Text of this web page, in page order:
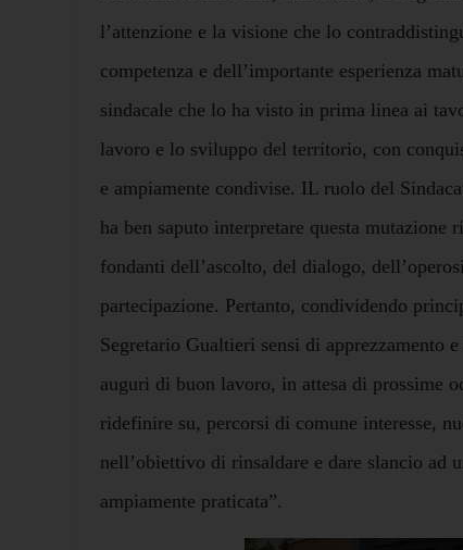
l’attenzione e la visione che lo
competenza e dell’importante esperienza
sindacale che lo ha visto in prima linea ai
lavoro e lo sviluppo del territorio, con
e ampiamente condivise. IL ruolo del
ha ben saputo interpretare questa mutazione
fondanti dell’ascolto, del dialogo,
partecipazione. Pertanto, condividendo
Segretario Gualtieri sensi di apprezzamento
auguri di buon lavoro, in attesa di prossime
ridefinire su, percorsi di comune interesse,
nell’obiettivo di rinsaldare e dare slancio ad
ampiamente praticata”.